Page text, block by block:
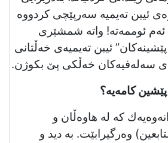
ئیبن تەیمیە سەرپێچی كردووە
ئەم ئوممەتە! واتە شمشێری
ئیبن تەیمیەی خەڵتانی
سەلەفیەكان خەڵكی پێ بكوژن.
كامەیە؟
كە لە هاوەڵان و
وەرگیرابێت. بە ديد و